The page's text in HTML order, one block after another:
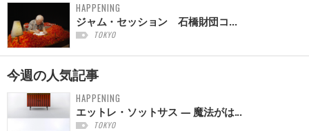
HAPPENING
ジャム・セッション 石橋財団コ...
TOKYO
今週の人気記事
HAPPENING
エットレ・ソットサス — 魔法がは...
TOKYO